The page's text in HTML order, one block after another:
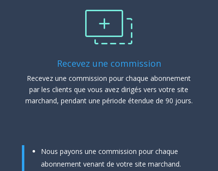
Recevez une commission
Recevez une commission pour chaque abonnement
par les clients que vous avez dirigés vers votre site
marchand, pendant une période étendue de 90 jours.
Nous payons une commission pour chaque
abonnement venant de votre site marchand.